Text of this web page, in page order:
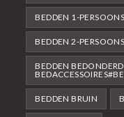
BEDDEN 1-
BEDDEN 2-
BEDDEN
BEDDEN BRUIN